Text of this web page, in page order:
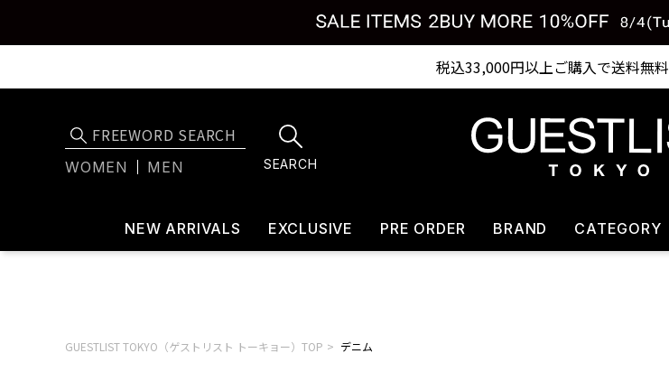
税込33,000円以上ご購入で送料
WOMEN MEN SEARCH
NEW ARRIVALS EXCLUSIVE PRE ORDER BRAND CATEGORY
GUESTLIST TOKYO（ゲストリスト トーキョー）TOP デニム